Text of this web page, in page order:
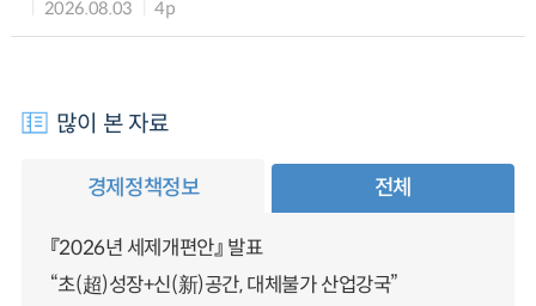
2026.08.03
4p
많이 본 자료
경제정책정보 전체
『2026년 세제개편안』 발표
“초(超)성장+신(新)공간, 대체불가 산업강국”